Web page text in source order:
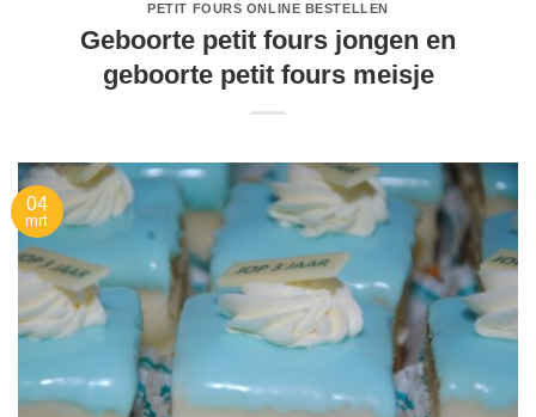
PETIT FOURS ONLINE BESTELLEN
Geboorte petit fours jongen en
geboorte petit fours meisje
04
mrt